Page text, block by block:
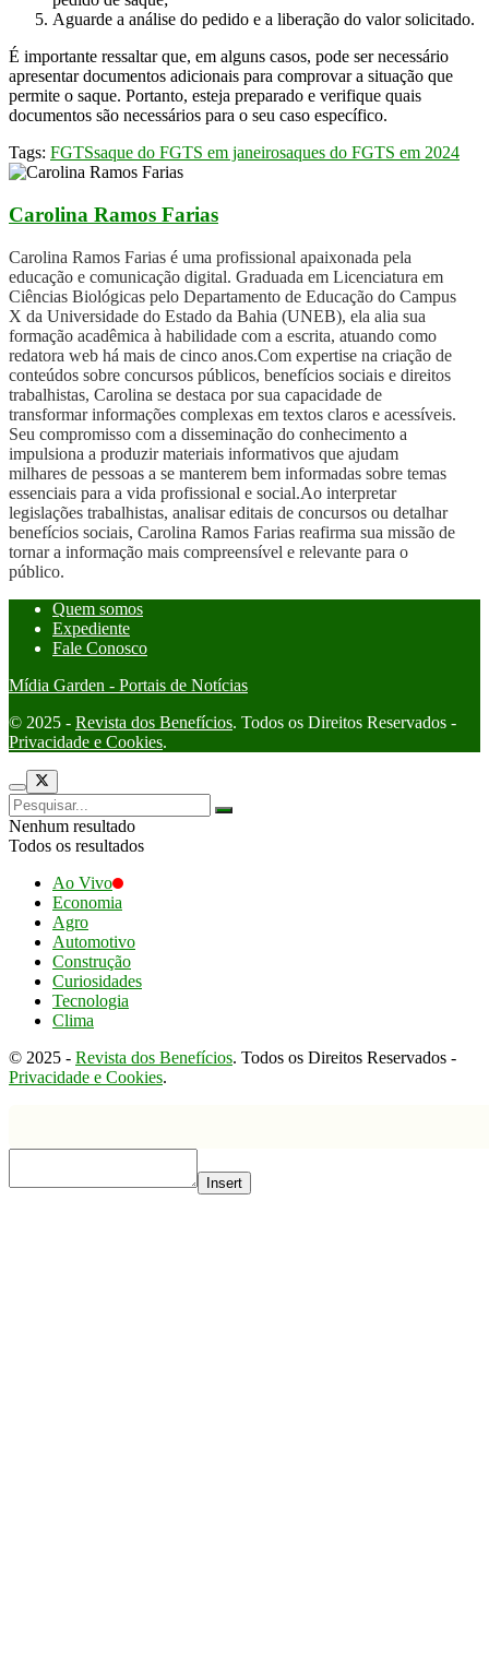
Aguarde a análise do pedido e a liberação do valor solicitado.
É importante ressaltar que, em alguns casos, pode ser necessário
apresentar documentos adicionais para comprovar a situação que
permite o saque. Portanto, esteja preparado e verifique quais
documentos são necessários para o seu caso específico.
Tags: FGTSsaque do FGTS em janeirosaques do FGTS em 2024
Carolina Ramos Farias
Carolina Ramos Farias é uma profissional apaixonada pela
educação e comunicação digital. Graduada em Licenciatura em
Ciências Biológicas pelo Departamento de Educação do Campus
X da Universidade do Estado da Bahia (UNEB), ela alia sua
formação acadêmica à habilidade com a escrita, atuando como
redatora web há mais de cinco anos.Com expertise na criação de
conteúdos sobre concursos públicos, benefícios sociais e direitos
trabalhistas, Carolina se destaca por sua capacidade de
transformar informações complexas em textos claros e acessíveis.
Seu compromisso com a disseminação do conhecimento a
impulsiona a produzir materiais informativos que ajudam
milhares de pessoas a se manterem bem informadas sobre temas
essenciais para a vida profissional e social.Ao interpretar
legislações trabalhistas, analisar editais de concursos ou detalhar
benefícios sociais, Carolina Ramos Farias reafirma sua missão de
tornar a informação mais compreensível e relevante para o
público.
Quem somos
Expediente
Fale Conosco
Mídia Garden - Portais de Notícias
© 2025 - Revista dos Benefícios. Todos os Direitos Reservados -
Privacidade e Cookies.
Nenhum resultado
Todos os resultados
Ao Vivo
Economia
Agro
Automotivo
Construção
Curiosidades
Tecnologia
Clima
© 2025 - Revista dos Benefícios. Todos os Direitos Reservados -
Privacidade e Cookies.
Insert